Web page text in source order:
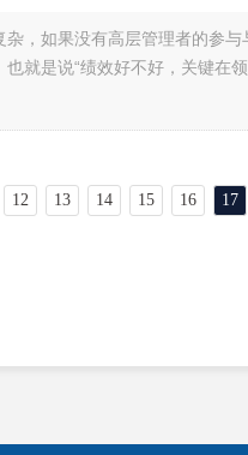
，如果没有高层管理者的参
就是说“绩效好不好，关键在领
12 13 14 15 16 17